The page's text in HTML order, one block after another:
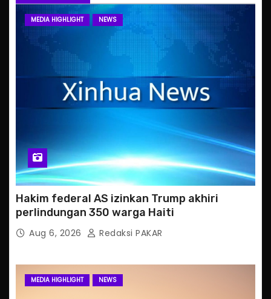
MEDIA HIGHLIGHT NEWS
Hakim federal AS izinkan Trump akhiri
perlindungan 350 warga Haiti
Aug 6, 2026 Redaksi PAKAR
MEDIA HIGHLIGHT NEWS